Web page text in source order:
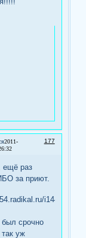
177
2011-
ещё раз
за приют.
был срочно
уж